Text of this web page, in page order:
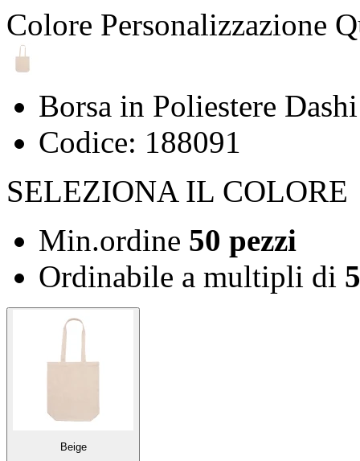
Colore Personalizzazione
Borsa in Poliestere Dashi
Codice: 188091
SELEZIONA IL COLORE
Min.ordine 50 pezzi
Ordinabile a multipli di
Beige